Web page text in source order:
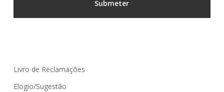
Livro de Reclamações
Elogio/Sugestão